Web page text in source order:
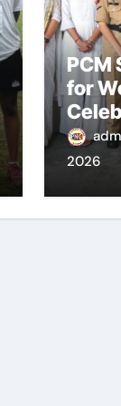
PCM
for
2026